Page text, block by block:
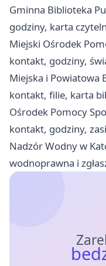
Gminna Biblioteka
godziny, karta
Miejski Ośrodek
kontakt, godziny,
Miejska i Powiatowa
kontakt, filie, karta
Ośrodek Pomocy
kontakt, godziny,
Nadzór Wodny w
wodnoprawna i